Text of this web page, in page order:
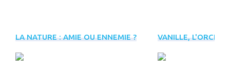
D'ÉVÈNEMENTS
LA NATURE : AMIE OU ENNEMIE ? VANILLE,